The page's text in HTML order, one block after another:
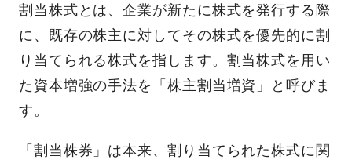
割当株式とは、企業が新たに株式を発行する際
に、既存の株主に対してその株式を優先的に割
り当てられる株式を指します。割当株式を用い
た資本増強の手法を「株主割当増資」と呼びま
す。
「割当株券」は本来、割り当てられた株式に関